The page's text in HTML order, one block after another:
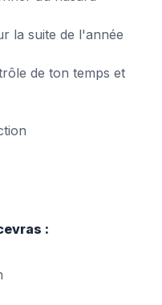
la suite de l'année
de ton temps et
: